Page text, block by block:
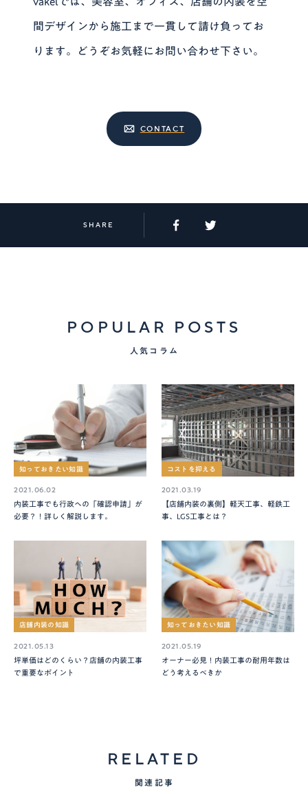
間デザインから施工まで一貫して請け負ってお
ります。どうぞお気軽にお問い合わせ下さい。
CONTACT
SHARE
POPULAR POSTS
人気コラム
知っておきたい知識
2021.06.02
内装工事でも行政への「確認申請」が
必要？！詳しく解説します。
コストを抑える
2021.03.19
【店舗内装の裏側】軽天工事、軽鉄工
事、LGS工事とは？
店舗内装の知識
2021.05.13
坪単価はどのくらい？店舗の内装工事
で重要なポイント
知っておきたい知識
2021.05.19
オーナー必見！内装工事の耐用年数は
どう考えるべきか
RELATED
関連記事